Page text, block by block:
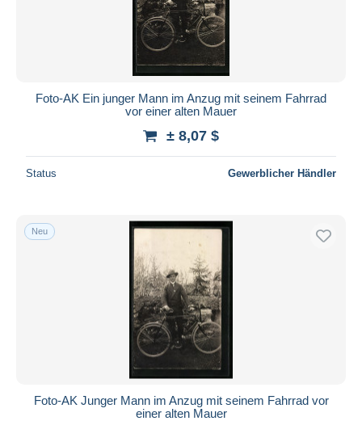
Foto-AK Ein junger Mann im Anzug mit seinem Fahrrad
vor einer alten Mauer
± 8,07 $
Status Gewerblicher Händler
Neu
Foto-AK Junger Mann im Anzug mit seinem Fahrrad vor
einer alten Mauer